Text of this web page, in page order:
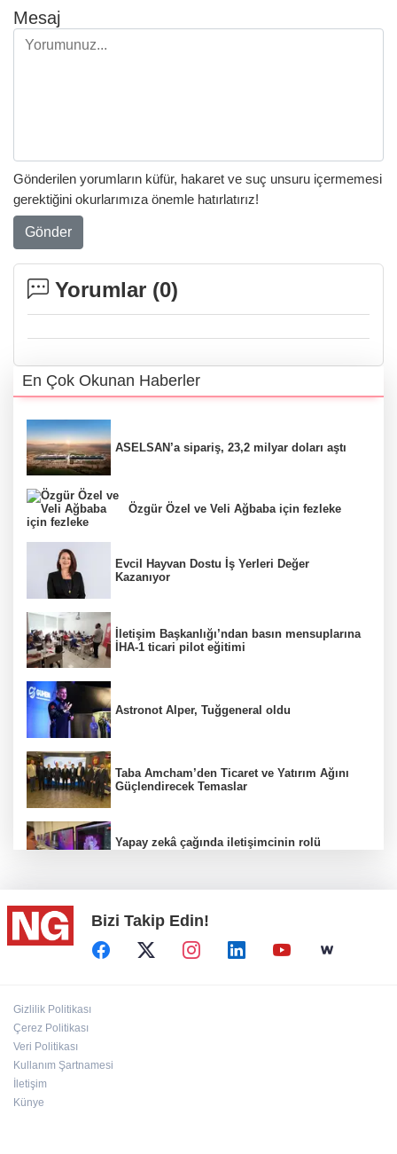
Mesaj
Gönderilen yorumların küfür, hakaret ve suç unsuru içermemesi
gerektiğini okurlarımıza önemle hatırlatırız!
Gönder
Yorumlar (0)
En Çok Okunan Haberler
ASELSAN’a sipariş, 23,2 milyar doları aştı
Özgür Özel ve Veli Ağbaba için fezleke
Evcil Hayvan Dostu İş Yerleri Değer
Kazanıyor
İletişim Başkanlığı’ndan basın mensuplarına
İHA-1 ticari pilot eğitimi
Astronot Alper, Tuğgeneral oldu
Taba Amcham’den Ticaret ve Yatırım Ağını
Güçlendirecek Temaslar
Yapay zekâ çağında iletişimcinin rolü
"Bu Kemal hiçbir gücün karşısında eğilmez"
Bizi Takip Edin!
Gizlilik Politikası
Çerez Politikası
Veri Politikası
Kullanım Şartnamesi
İletişim
Künye